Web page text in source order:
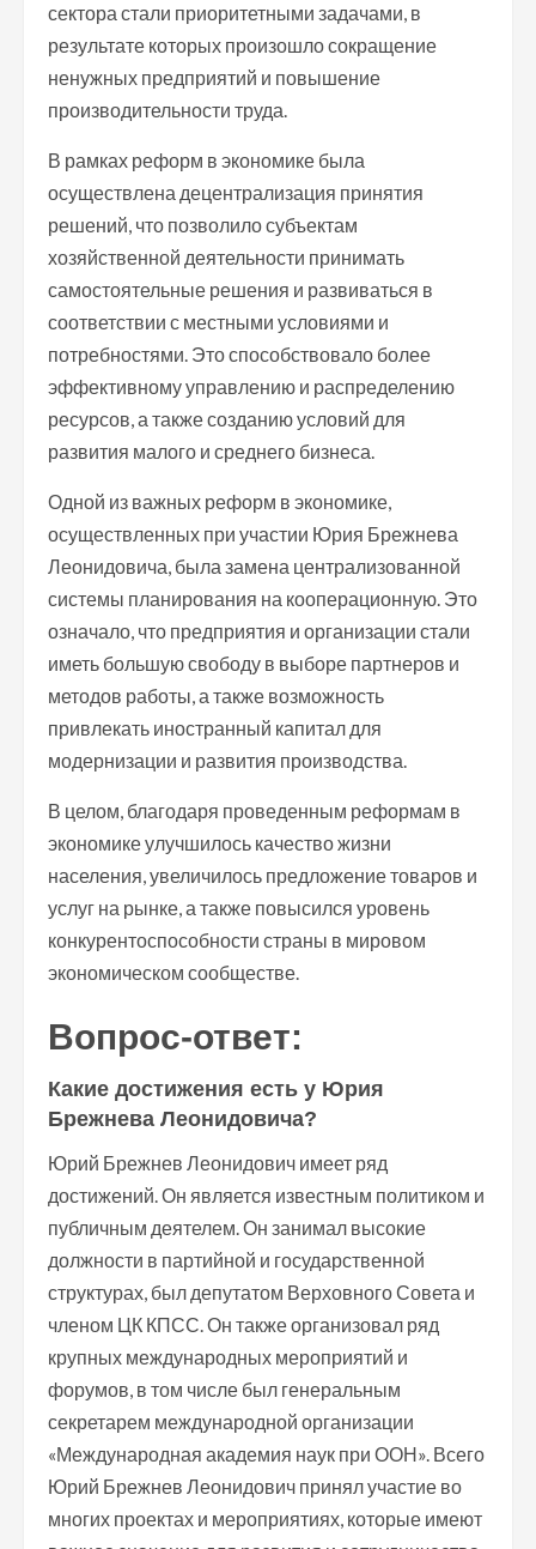
сектора стали приоритетными задачами, в
результате которых произошло сокращение
ненужных предприятий и повышение
производительности труда.
В рамках реформ в экономике была
осуществлена децентрализация принятия
решений, что позволило субъектам
хозяйственной деятельности принимать
самостоятельные решения и развиваться в
соответствии с местными условиями и
потребностями. Это способствовало более
эффективному управлению и распределению
ресурсов, а также созданию условий для
развития малого и среднего бизнеса.
Одной из важных реформ в экономике,
осуществленных при участии Юрия Брежнева
Леонидовича, была замена централизованной
системы планирования на кооперационную. Это
означало, что предприятия и организации стали
иметь большую свободу в выборе партнеров и
методов работы, а также возможность
привлекать иностранный капитал для
модернизации и развития производства.
В целом, благодаря проведенным реформам в
экономике улучшилось качество жизни
населения, увеличилось предложение товаров и
услуг на рынке, а также повысился уровень
конкурентоспособности страны в мировом
экономическом сообществе.
Вопрос-ответ:
Какие достижения есть у Юрия
Брежнева Леонидовича?
Юрий Брежнев Леонидович имеет ряд
достижений. Он является известным политиком и
публичным деятелем. Он занимал высокие
должности в партийной и государственной
структурах, был депутатом Верховного Совета и
членом ЦК КПСС. Он также организовал ряд
крупных международных мероприятий и
форумов, в том числе был генеральным
секретарем международной организации
«Международная академия наук при ООН». Всего
Юрий Брежнев Леонидович принял участие во
многих проектах и мероприятиях, которые имеют